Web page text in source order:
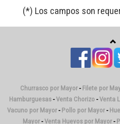
(*) Los campos son
Churrasco por Mayor- Filete por
Hamburguesas -Venta Chorizo -Venta
Vacuno por Mayor - Pollo por Mayor -
Mayor-Venta Huevos por Mayor-